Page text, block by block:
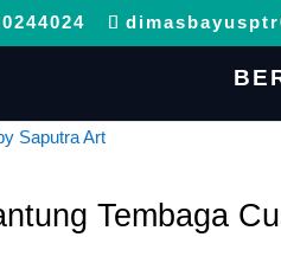
Tembaga